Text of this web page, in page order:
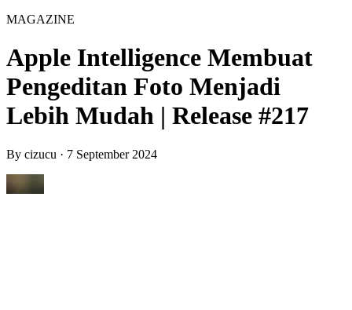
MAGAZINE
Apple Intelligence Membuat
Pengeditan Foto Menjadi
Lebih Mudah | Release #217
By cizucu · 7 September 2024